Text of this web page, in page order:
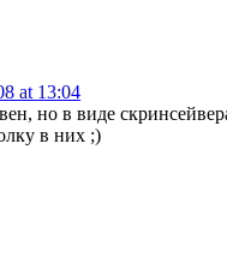
at 13:04
но в виде
в них ;)